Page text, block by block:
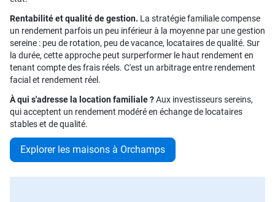
Rentabilité et qualité de gestion. La stratégie familiale compense
un rendement parfois un peu inférieur à la moyenne par une gestion
sereine : peu de rotation, peu de vacance, locataires de qualité. Sur
la durée, cette approche peut surperformer le haut rendement en
tenant compte des frais réels. C'est un arbitrage entre rendement
facial et rendement réel.
À qui s'adresse la location familiale ?Aux investisseurs sereins,
qui acceptent un rendement modéré en échange de locataires
stables et de qualité.
Explorer les maisons à Orchamps